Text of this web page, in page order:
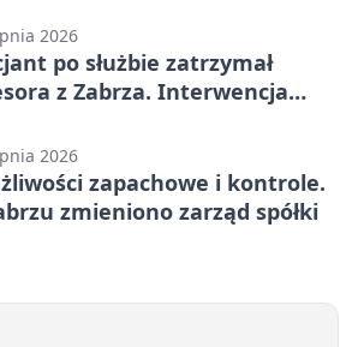
2026
po służbie zatrzymał
z Zabrza. Interwencja
2026
zapachowe i kontrole.
zmieniono zarząd spółki